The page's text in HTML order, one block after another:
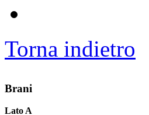
Torna indietro
Brani
Lato A